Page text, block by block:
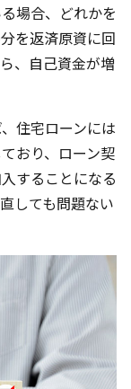
場合、どれかを
を返済原資に回
、自己資金が増
住宅ローンには
おり、ローン契
することになる
しても問題ない